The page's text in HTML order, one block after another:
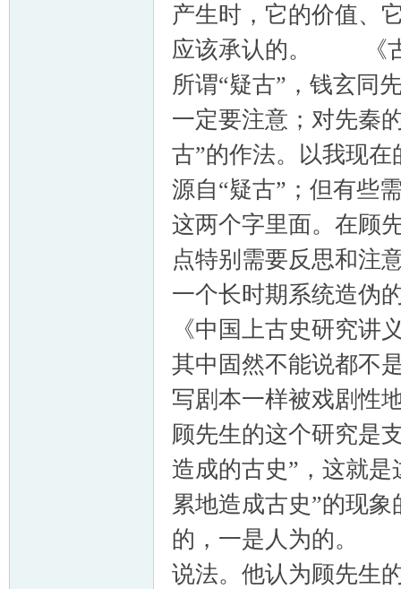
产生时，它的价值、
应该承认的。 《古
所谓“疑古”，钱玄同
一定要注意；对先秦
古”的作法。以我现
源自“疑古”；但有些
这两个字里面。在顾
点特别需要反思和注
一个长时期系统造伪
《中国上古史研究讲
其中固然不能说都不
写剧本一样被戏剧性
顾先生的这个研究是
造成的古史”，这就
累地造成古史”的现
的，一是人为的
说法。他认为顾先生